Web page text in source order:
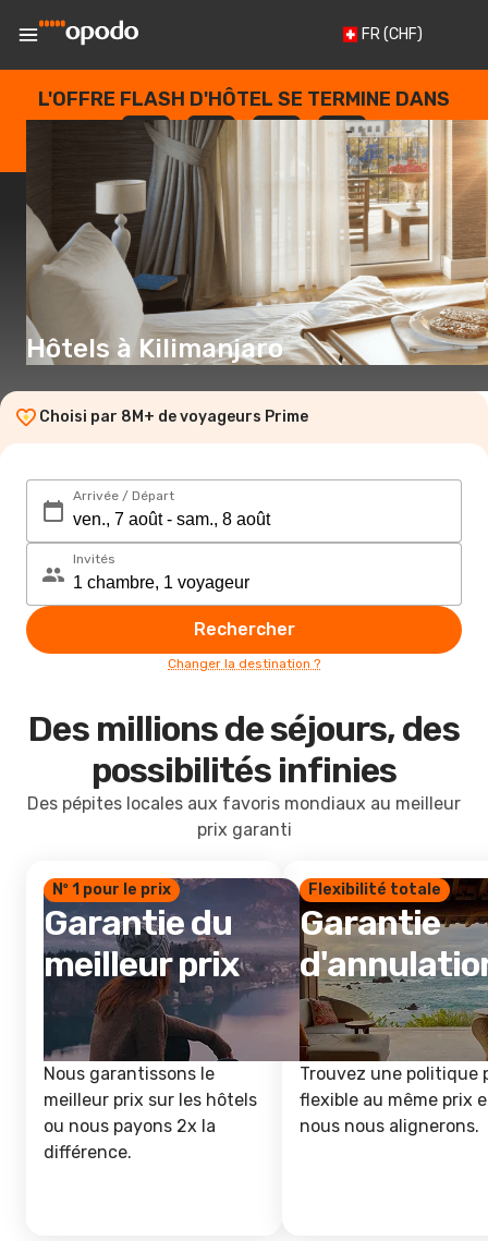
FR(CHF)
L'OFFRE FLASH D'HÔTEL SE TERMINE DANS
--
JOURS
: --
HEURES
: --
SECONDES
Hôtels à Kilimanjaro
Choisi par 8M+ de voyageurs Prime
Arrivée / Départ
Invités
Rechercher
Changer la destination ?
Des millions de séjours, des
possibilités infinies
Des pépites locales aux favoris mondiaux au meilleur
prix garanti
Nº 1 pour le prix
Garantie du
meilleur prix
Nous garantissons le
meilleur prix sur les hôtels
ou nous payons 2x la
différence.
Flexibilité totale
Garantie
Trouvez une politique
flexible au même prix
nous nous alignerons.